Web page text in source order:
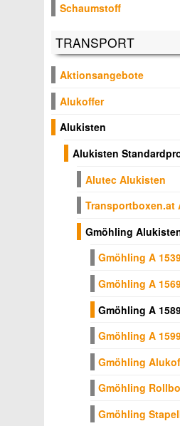
Schaumstoff
TRANSPORT
Aktionsangebote
Alukoffer
Alukisten
Alukisten
Alutec Alukisten
Transportboxen.at
Gmöhling
Gmöhling A
Gmöhling A
Gmöhling A
Gmöhling A
Gmöhling
Gmöhling
Gmöhling